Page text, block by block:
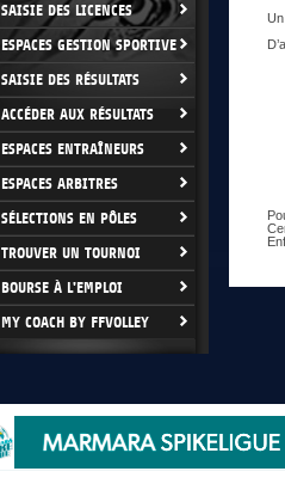
SAISIE DES LICENCES
ESPACES GESTION SPORTIVE
SAISIE DES RÉSULTATS
ACCÉDER AUX RÉSULTATS
ESPACES ENTRAÎNEURS
ESPACES ARBITRES
SÉLECTIONS EN PÔLES
TROUVER UN TOURNOI
BOURSE À L'EMPLOI
MY COACH BY FFVOLLEY